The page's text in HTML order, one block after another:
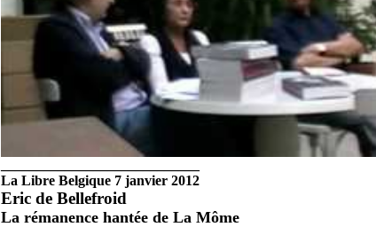
La Libre Belgique 7 janvier 2012
Eric de Bellefroid
La rémanence hantée de La Môme